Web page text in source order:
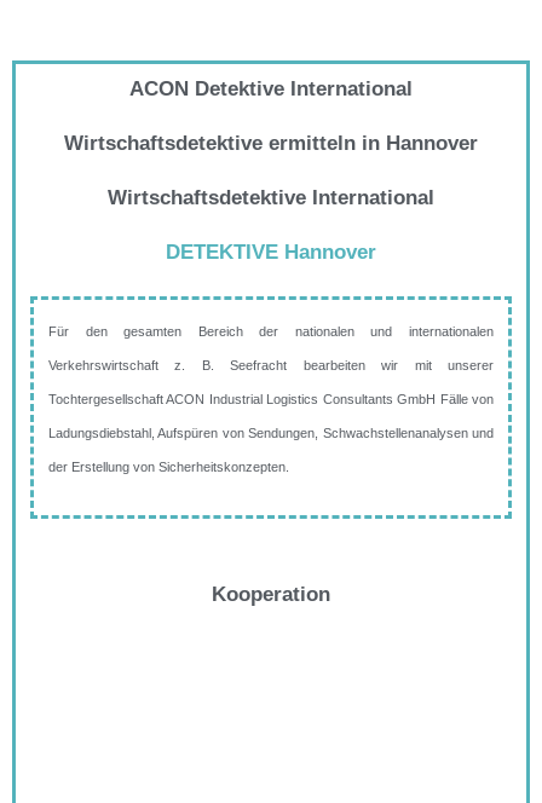
ACON Detektive International
Wirtschaftsdetektive ermitteln in Hannover
Wirtschaftsdetektive International
DETEKTIVE Hannover
Für den gesamten Bereich der nationalen und internationalen
Verkehrswirtschaft z. B. Seefracht bearbeiten wir mit unserer
Tochtergesellschaft ACON Industrial Logistics Consultants GmbH Fälle von
Ladungsdiebstahl, Aufspüren von Sendungen, Schwachstellenanalysen und
der Erstellung von Sicherheitskonzepten.
Kooperation